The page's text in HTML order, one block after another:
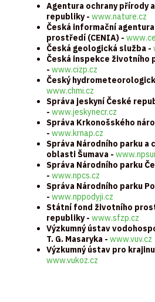
Agentura ochrany přírody
republiky - www.nature.cz
Česká informační
prostředí (CENIA) -
Česká geologická služba -
Česká inspekce životního
- www.cizp.cz
Český
www.chmi.cz
Správa jeskyní České
- www.jeskynecr.cz
Správa Krkonošského
- www.krnap.cz
Správa Národního parku a
oblasti Šumava -
Správa Národního parku
- www.npcs.cz
Správa Národního parku
- www.nppodyji.cz
Státní fond životního
republiky - www.sfzp.cz
Výzkumný ústav
T. G. Masaryka - www.vuv.cz
Výzkumný ústav pro
www.vukoz.cz